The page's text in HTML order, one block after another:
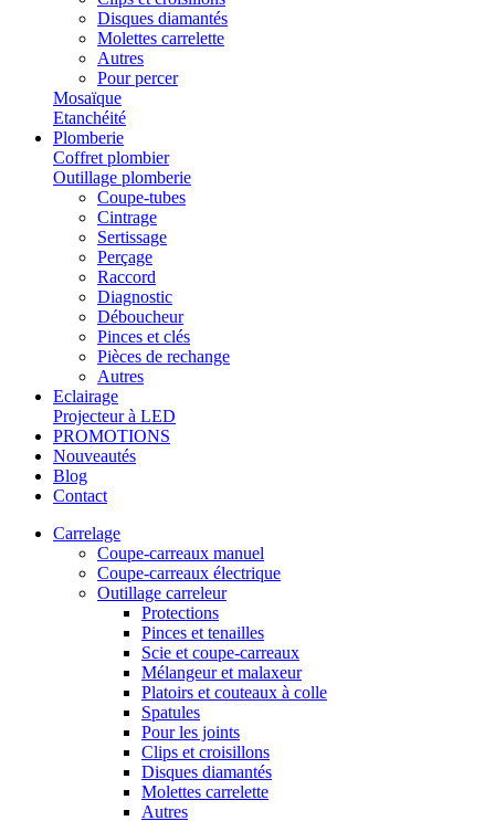
Disques diamantés
Molettes carrelette
Autres
Pour percer
Mosaïque
Etanchéité
Plomberie
Coffret plombier
Outillage plomberie
Coupe-tubes
Cintrage
Sertissage
Perçage
Raccord
Diagnostic
Déboucheur
Pinces et clés
Pièces de rechange
Autres
Eclairage
Projecteur à LED
PROMOTIONS
Nouveautés
Blog
Contact
Carrelage
Coupe-carreaux manuel
Coupe-carreaux électrique
Outillage carreleur
Protections
Pinces et tenailles
Scie et coupe-carreaux
Mélangeur et malaxeur
Platoirs et couteaux à colle
Spatules
Pour les joints
Clips et croisillons
Disques diamantés
Molettes carrelette
Autres